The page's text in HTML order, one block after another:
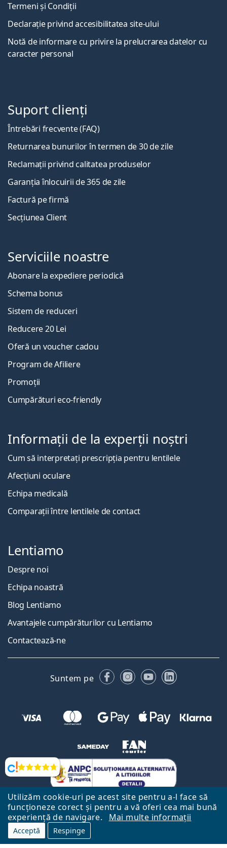
Utilizăm cookie-uri pe acest site pentru a-l face să
funcționeze corect și pentru a vă oferi cea mai bună
experiență de navigare.
Mai multe informații
Acceptă Respinge
Opinii
Termeni și Condiții
Declarație privind accesibilitatea site-ului
Notă de informare cu privire la prelucrarea datelor cu
caracter personal
Suport clienți
Întrebări frecvente (FAQ)
Returnarea bunurilor în termen de 30 de zile
Reclamații privind calitatea produselor
Garanția înlocuirii de 365 de zile
Factură pe firmă
Secțiunea Client
Serviciile noastre
Abonare la expediere periodică
Schema bonus
Sistem de reduceri
Reducere 20 Lei
Oferă un voucher cadou
Program de Afiliere
Promoții
Cumpărături eco-friendly
Informații de la experții noștri
Cum să interpretați prescripția pentru lentilele
Afecțiuni oculare
Echipa medicală
Comparații între lentilele de contact
Lentiamo
Despre noi
Echipa noastră
Blog Lentiamo
Avantajele cumpărăturilor cu Lentiamo
Contactează-ne
Suntem pe FacebookInstagram
YouTubeLinkedIn
Către Pagina Principală Mai sus